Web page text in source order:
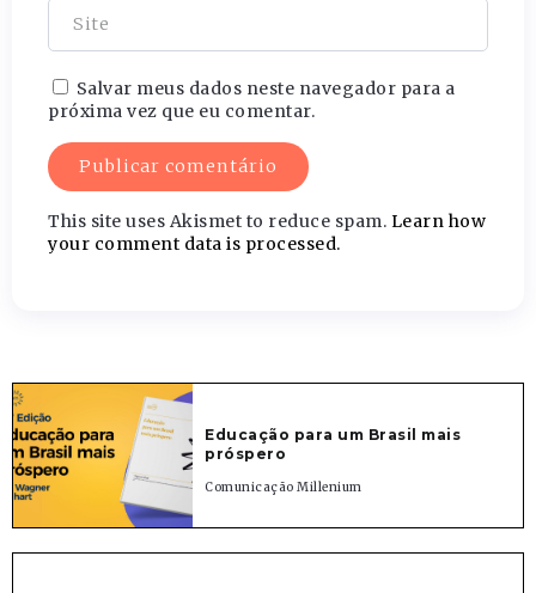
Salvar meus dados neste navegador para a
próxima vez que eu comentar.
This site uses Akismet to reduce spam. Learn how
your comment data is processed.
Educação para um Brasil mais
próspero
Comunicação Millenium